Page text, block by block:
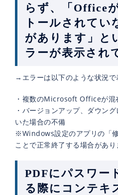
らず、「Office
トールされてい
があります」と
ラーが表示され
→エラーは以下のような状況で
・複数のMicrosoft Officeが混
・バージョンアップ、ダウン
いた場合の不備
※Windows設定のアプリの「
ことで正常終了する場合があり
PDFにパスワー
る際にコンテキ